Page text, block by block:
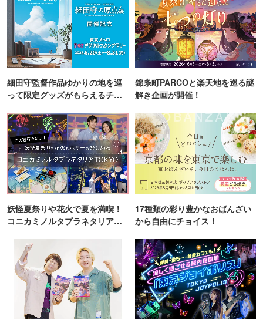
細田守監督作品ゆかりの地を巡
って限定グッズがもらえるチャ
錦糸町PARCOと楽天地を巡る謎
解き企画が開催！
妖怪夏祭りや花火で夏を満喫！
コニカミノルタプラネタリア
17種類の彩り豊かなおばんざい
から自由にチョイス！